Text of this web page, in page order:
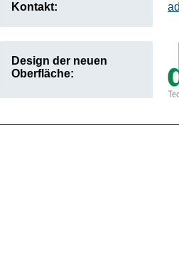
Kontakt:
Design der neuen
Oberfläche: